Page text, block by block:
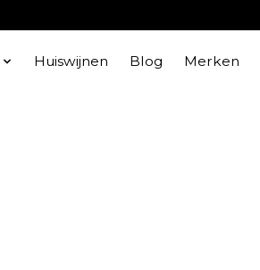
Huiswijnen Blog Merken